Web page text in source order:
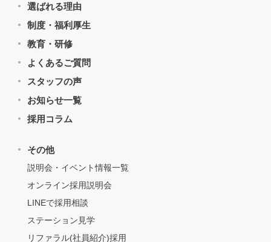
選ばれる理由
制度・福利厚生
教育・研修
よくあるご質問
スタッフの声
お知らせ一覧
採用コラム
その他
説明会・イベント情報一覧
オンライン採用説明会
LINEで採用相談
ステーション見学
リファラル(社員紹介)採用